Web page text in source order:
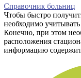
Справочник больниц
Чтобы быстро
необходимо
Конечно, при этом
расположения
информацию